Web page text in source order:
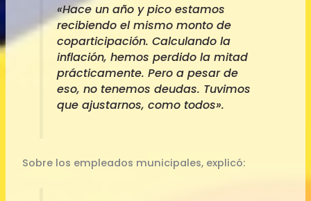
«Hace un año y pico estamos
recibiendo el mismo monto de
coparticipación. Calculando la
inflación, hemos perdido la mitad
prácticamente. Pero a pesar de
eso, no tenemos deudas. Tuvimos
que ajustarnos, como todos».
Sobre los empleados municipales, explicó: